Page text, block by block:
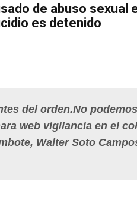
de abuso sexual
es detenido
del orden.No
web vigilancia en el
Walter Soto